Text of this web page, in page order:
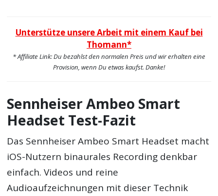
Unterstütze unsere Arbeit mit einem Kauf bei
Thomann*
* Affiliate Link: Du bezahlst den normalen Preis und wir erhalten eine
Provision, wenn Du etwas kaufst. Danke!
Sennheiser Ambeo Smart
Headset Test-Fazit
Das Sennheiser Ambeo Smart Headset macht
iOS-Nutzern binaurales Recording denkbar
einfach. Videos und reine
Audioaufzeichnungen mit dieser Technik